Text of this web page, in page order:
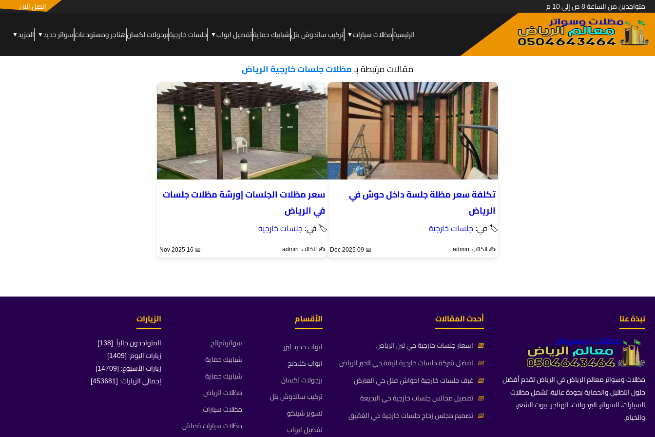
متواجدين من الساعة 8 ص إلى 10 م اتصل الان
الرئيسيةمظلات سيارات▼ تركيب ساندوش بنلشبابيك حمايةتفصيل ابواب▼ جلسات خارجيةبرجولات لكسانهناجر ومستودعاتسواتر حديد▼ المزيد▼
مقالات مرتبطة بـمظلات جلسات خارجية الرياض
تكلفة سعر مظلة جلسة داخل حوش في
الرياض
🏷 في: جلسات خارجية
✍️ الكاتب: admin 📅 09 Dec 2025
سعر مظلات الجلسات |ورشة مظلات جلسات
في الرياض
🏷 في: جلسات خارجية
✍️ الكاتب: admin 📅 16 Nov 2025
نبذة عنا
مظلات وسواتر معالم الرياض في الرياض تقدم أفضل
حلول التظليل والحماية بجودة عالية، تشمل مظلات
السيارات، السواتر، البرجولات، الهناجر، بيوت الشعر،
والخيام.
أحدث المقالات
📅 اسعار جلسات خارجية حي لبن الرياض
📅 افضل شركة جلسات خارجية انيقة حي الخير الرياض
📅 غرف جلسات خارجية احواش فلل حي العارض
📅 تفصيل مجالس جلسات خارجية حي البديعة
📅 تصميم مجلس زجاج جلسات خارجية حي الغقيق
الأقسام
ابواب حديد ليزر
ابواب كلادنج
برجولات لكسان
تركيب ساندوش بنل
تسوير شينكو
تفصيل ابواب
سواترشرائح
شبابيك حماية
شبابيك حماية
مظلات الرياض
مظلات سيارات
مظلات سيارات قماش
الزيارات
المتواجدون حالياً: [138]
زيارات اليوم: [1409]
زيارات الأسبوع: [14709]
إجمالي الزيارات: [453681]